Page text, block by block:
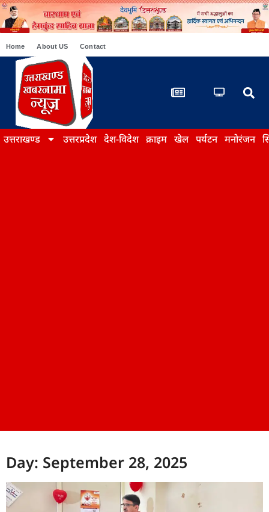
Home About US Contact
उत्तराखण्ड उत्तरप्रदेश देश-विदेश क्राइम खेल पर्यटन मनोरंजन
Day: September 28, 2025